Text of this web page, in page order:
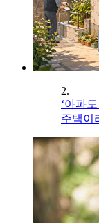
2.
‘아파
주택이